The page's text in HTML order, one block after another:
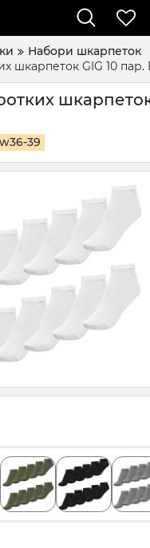
Набори шкарпеток
шкарпеток GIG 10 пар.
шкарпеток
39